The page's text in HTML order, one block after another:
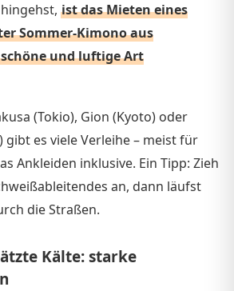
ist das Mieten eines
Sommer-Kimono aus
und luftige Art
(Tokio), Gion (Kyoto) oder
gibt es viele Verleihe – meist für
Ankleiden inklusive. Ein Tipp: Zieh
an, dann läufst
die Straßen.
Kälte: starke